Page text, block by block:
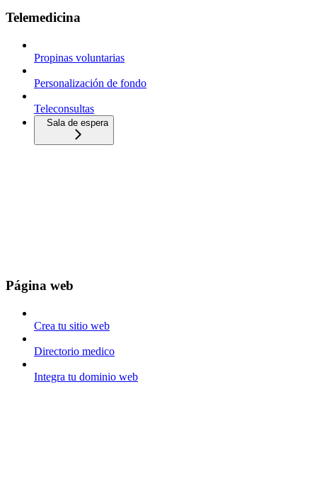
Telemedicina
Propinas voluntarias
Personalización de fondo
Teleconsultas
Sala de espera
Página web
Crea tu sitio web
Directorio medico
Integra tu dominio web